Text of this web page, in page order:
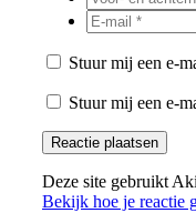
Stuur mij een e-
Stuur mij een e-
Deze site gebruikt
Bekijk hoe je reactie